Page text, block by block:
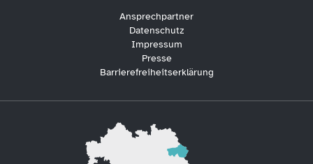
Ansprechpartner
Datenschutz
Impressum
Presse
Barrierefreiheitserklärung